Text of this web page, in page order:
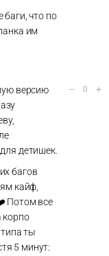
что по
им
версию
детишек.
багов
кайф,
Потом все
корпо
ты
5 минут:
– 0 +